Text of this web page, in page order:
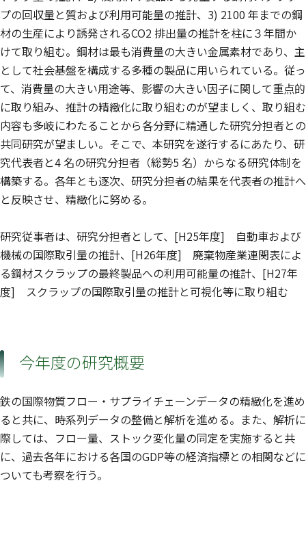
プの回収量と質および利用可能量の推計、3) 2100 年までの鋼
材の生産により誘発されるCO2 排出量の推計を柱に３年間か
けて取り組む。鋼材は最も消費量の大きい金属素材であり、主
として社会基盤を構成する多種の製品に用いられている。従っ
て、消費量の大きい用途等、影響の大きい因子に関して重点的
に取り組み、推計の精緻化に取り組むのが望ましく、取り組む
内容も多岐にわたることから各分野に精通した研究分担者との
共同研究が望ましい。そこで、本研究を遂行するにあたり、研
究代表者と4 名の研究分担者（総勢5 名）からなる研究体制を
構築する。各年とも逐次、研究分担者の結果を代表者の推計へ
と反映させ、精緻化に努める。
研究従事者は、研究分担者として、[H25年度] 自動車および
機械の国際取引量の推計、[H26年度] 廃棄物産業連関表によ
る鋼材スクラップの最終製品への利用可能量の推計、[H27年
度] スクラップの国際取引量の推計と可視化等に取り組む
今年度の研究概要
鉄の国際物質フロー・サプライチェーンデータの精緻化を進め
ると共に、時系列データの整備と解析を進める。また、解析に
際しては、フロー量、ストック変化量の同定を実施すると共
に、過去各年における各国のGDP等の経済指標との相関などに
ついても考察を行う。